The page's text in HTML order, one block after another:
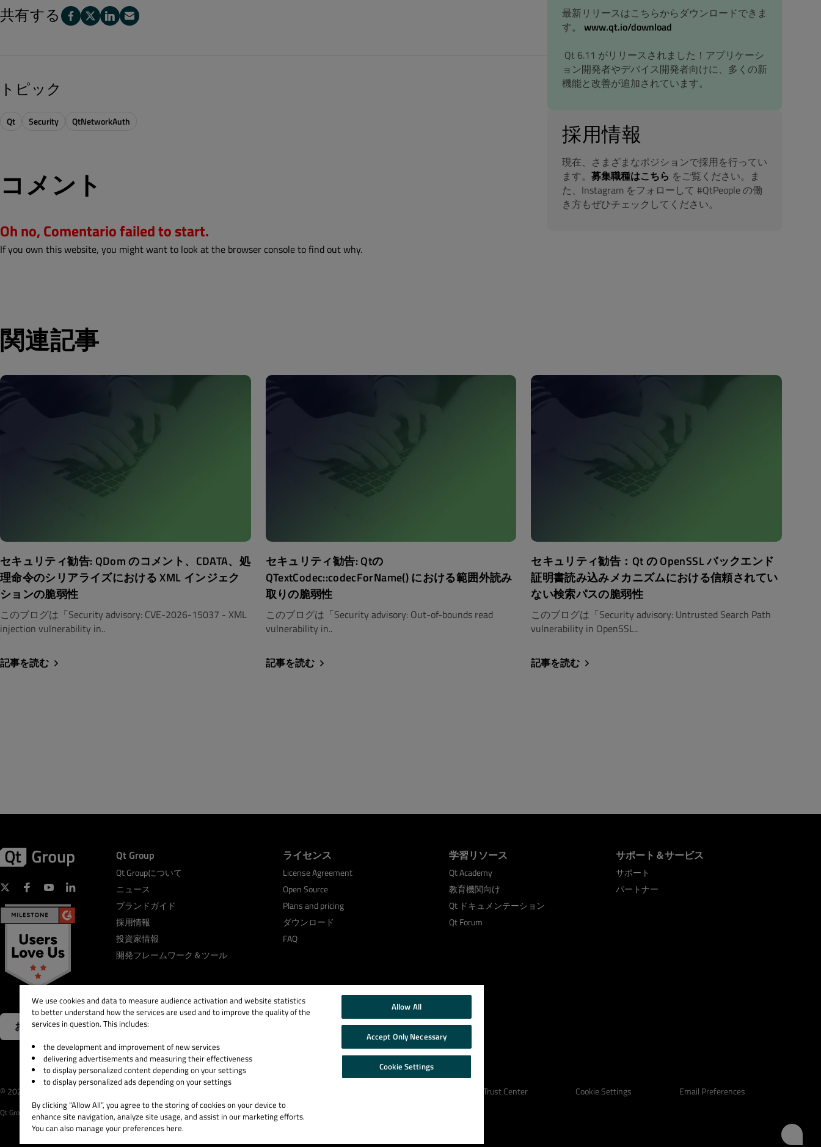
共有する
トピック
Qt Security QtNetworkAuth
コメント
Oh no, Comentario failed to start.
If you own this website, you might want to look at the browser console to find out why.
最新リリースはこちらからダウンロードできま
す。 www.qt.io/download
Qt 6.11 がリリースされました！アプリケーシ
ョン開発者やデバイス開発者向けに、多くの新
機能と改善が追加されています。
採用情報
現在、さまざまなポジションで採用を行ってい
ます。 募集職種はこちら をご覧ください。ま
た、Instagram をフォローして #QtPeople の働
き方もぜひチェックしてください。
関連記事
セキュリティ勧告: QDom のコメント、CDATA、処
理命令のシリアライズにおける XML インジェク
ションの脆弱性
このブログは「Security advisory: CVE-2026-15037 - XML
injection vulnerability in..
記事を読む
セキュリティ勧告: Qtの
QTextCodec::codecForName() における範囲外読み
取りの脆弱性
このブログは「Security advisory: Out-of-bounds read
vulnerability in..
記事を読む
セキュリティ勧告：Qt の OpenSSL バックエンド
証明書読み込みメカニズムにおける信頼されてい
ない検索パスの脆弱性
このブログは「Security advisory: Untrusted Search Path
vulnerability in OpenSSL..
記事を読む
お問い合わせ
Qt Group
Qt Groupについて
ニュース
ブランドガイド
採用情報
投資家情報
開発フレームワーク＆ツール
ライセンス
License Agreement
Open Source
Plans and pricing
ダウンロード
FAQ
学習リソース
Qt Academy
教育機関向け
Qt ドキュメンテーション
Qt Forum
サポート＆サービス
サポート
パートナー
© 2026 The Qt Company Legal Notice Trust Center Cookie Settings Email Preferences
Qt Group includes The Qt Company Oy and its global subsidiaries and affiliates.
We use cookies and data to measure audience activation and website statistics
to better understand how the services are used and to improve the quality of the
services in question. This includes:
the development and improvement of new services
delivering advertisements and measuring their effectiveness
to display personalized content depending on your settings
to display personalized ads depending on your settings
By clicking “Allow All”, you agree to the storing of cookies on your device to
enhance site navigation, analyze site usage, and assist in our marketing efforts.
You can also manage your preferences here.
Allow All
Accept Only Necessary
Cookie Settings